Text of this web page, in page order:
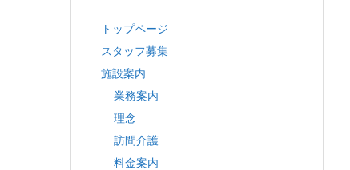
トップページ
スタッフ募集
施設案内
業務案内
理念
訪問介護
料金案内